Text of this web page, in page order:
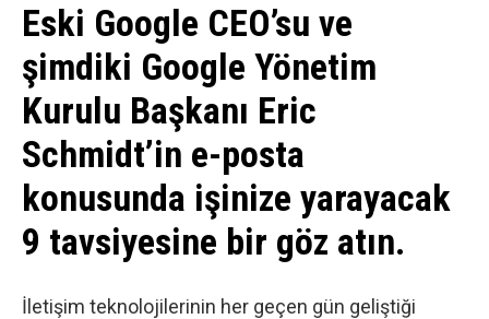
Eski Google CEO’su ve
şimdiki Google Yönetim
Kurulu Başkanı Eric
Schmidt’in e-posta
konusunda işinize yarayacak
9 tavsiyesine bir göz atın.
İletişim teknolojilerinin her geçen gün geliştiği